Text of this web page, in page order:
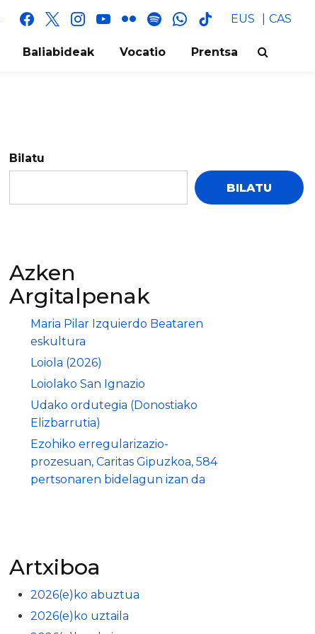
facebook
x instagram
youtube
flickr spotifywhatsapp
tik
EUS CAS
Baliabideak Vocatio Prentsa
Bilatu
BILATU
Azken
Argitalpenak
Maria Pilar Izquierdo Beataren
eskultura
Loiola (2026)
Loiolako San Ignazio
Udako ordutegia (Donostiako
Elizbarrutia)
Ezohiko erregularizazio-
prozesuan, Caritas Gipuzkoa, 584
pertsonaren bidelagun izan da
Artxiboa
2026(e)ko abuztua
2026(e)ko uztaila